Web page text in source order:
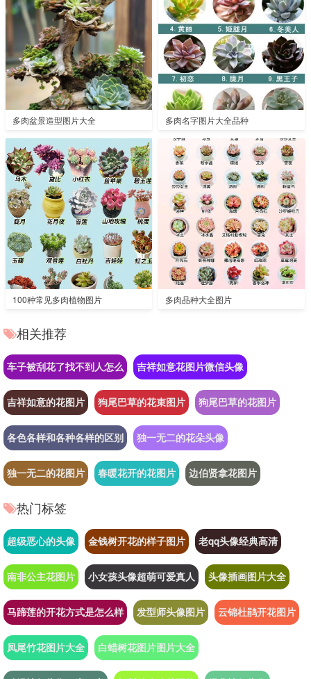
多肉盆景造型图片大全 多肉名字图片大全品种
100种常见多肉植物图片 多肉品种大全图片
相关推荐
车子被刮花了找不到人怎么 吉祥如意花图片微信头像
吉祥如意的花图片 狗尾巴草的花束图片 狗尾巴草的花图片
各色各样和各种各样的区别 独一无二的花朵头像
独一无二的花图片 春暖花开的花图片 边伯贤拿花图片
热门标签
超级恶心的头像 金钱树开花的样子图片 老qq头像经典高清
南非公主花图片 小女孩头像超萌可爱真人 头像插画图片大全
马蹄莲的开花方式是怎么样 发型师头像图片 云锦杜鹃开花图片
凤尾竹花图片大全 白蜡树花图片图片大全